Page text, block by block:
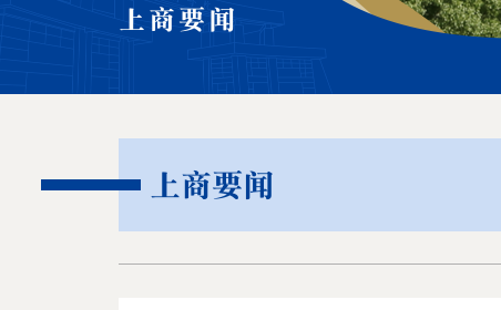
上商要闻
上商要闻